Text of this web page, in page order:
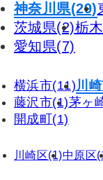
神奈川県(29)
茨城県(2)栃
愛知県(7)
横浜市(11)川
藤沢市(1)茅ヶ
開成町(1)
川崎区(1)中原区